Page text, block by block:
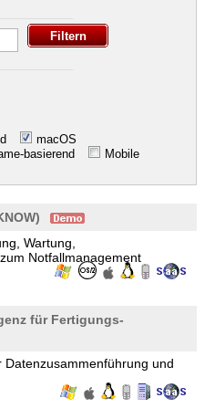
macOS
basierend Mobile
Wartung,
Notfallmanagement
für Fertigungs-
und